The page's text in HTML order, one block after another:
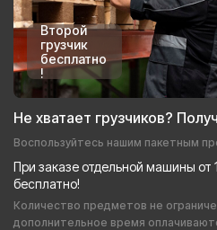
Второй
грузчик
бесплатно
!
Не хватает грузчиков?
Воспользуйтесь нашим пакетным
При заказе отдельной машины от
бесплатно!
Количество предметов не
дополнительное время